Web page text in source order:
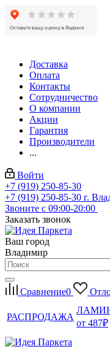
Доставка
Оплата
Контакты
Сотрудничество
О компании
Акции
Гарантия
Производители
...
Войти
+7 (919) 250-85-30
+7 (919) 250-85-30 г.
Звоните с 09:00-20:00
Заказать звонок
Ваш город
Владимир
Сравнение0
РАСПРОДАЖА
от 487₽